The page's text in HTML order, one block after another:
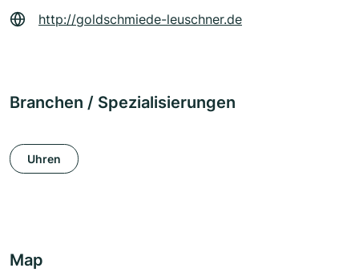
http://goldschmiede-leuschner.de
Branchen / Spezialisierungen
Uhren
Map